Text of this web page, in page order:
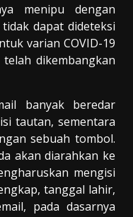
menipu dengan
dapat dideteksi
varian COVID-19
dikembangkan
banyak beredar
tautan, sementara
sebuah tombol.
akan diarahkan ke
mengisi
tanggal lahir,
pada dasarnya